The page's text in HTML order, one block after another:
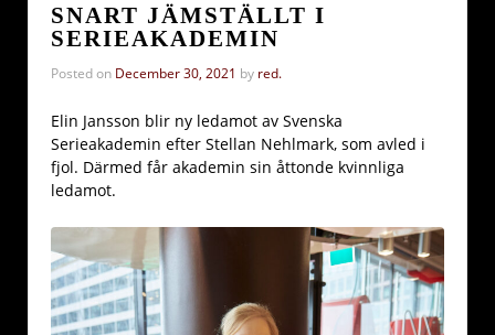
SNART JÄMSTÄLLT I
SERIEAKADEMIN
Posted on December 30, 2021 by red.
Elin Jansson blir ny ledamot av Svenska
Serieakademin efter Stellan Nehlmark, som avled i
fjol. Därmed får akademin sin åttonde kvinnliga
ledamot.